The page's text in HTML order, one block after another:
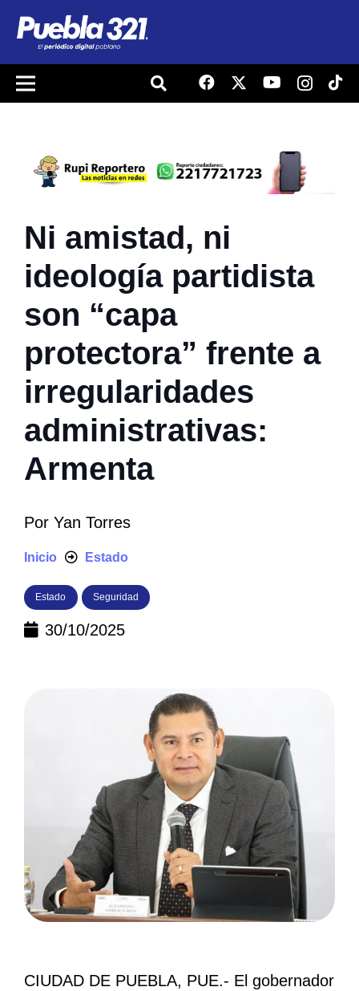
Ni amistad, ni
ideología partidista
son “capa
protectora” frente a
irregularidades
administrativas:
Armenta
Por Yan Torres
Inicio Estado
Estado Seguridad
30/10/2025
CIUDAD DE PUEBLA, PUE.- El gobernador